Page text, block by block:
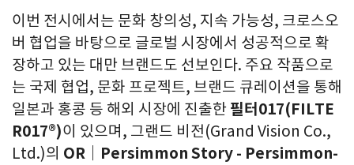
이번 전시에서는 문화 창의성, 지속 가능성, 크로스오
버 협업을 바탕으로 글로벌 시장에서 성공적으로 확
장하고 있는 대만 브랜드도 선보인다. 주요 작품으로
는 국제 협업, 문화 프로젝트, 브랜드 큐레이션을 통해
일본과 홍콩 등 해외 시장에 진출한 필터 017(FILTE
R017®)이 있으며, 그랜드 비전(Grand Vision Co.,
Ltd.)의 OR｜Persimmon Story - Persimmon-